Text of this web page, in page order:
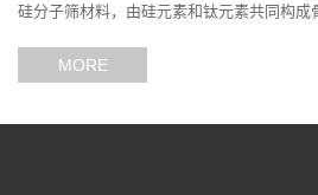
硅分子筛材料，由硅元素和钛元素共同构
MORE